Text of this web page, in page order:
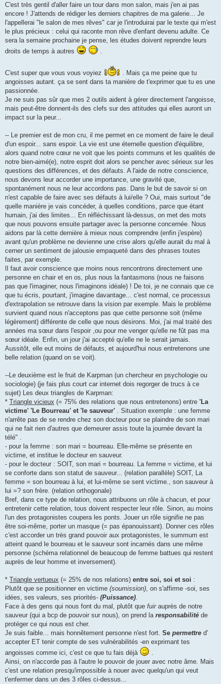
s
a
g
C'est très gentil d'aller faire un tour dans mon salon, mais j'en ai pas
encore ! J'attends de rédiger les derniers chapitres de ma galerie... Je
l'appellerai "le salon de mes rêves" car je l'introduirai par le texte qui m'est
le plus précieux : celui qui raconte mon rêve d'enfant devenu adulte. Ce
sera la semaine prochaine je pense, les études doivent reprendre leurs
droits de temps à autres
.
C'est super que vous vous voyiez
. Mais ça me peine que tu
angoisses autant. ça se sent dans ta manière de t'exprimer que tu es une
passionnée.
Je ne suis pas sûr que mes 2 outils aident à gérer directement l'angoisse,
mais peut-être donnent-ils des clefs sur des attitudes qui elles auront un
impact sur la peur...
-- Le premier est de mon cru, il me permet en ce moment de faire le deuil
d'un espoir... sans espoir. La vie est une éternelle question d'équilibre,
alors quand notre cœur ne voit que les points communs et les qualités de
notre bien-aimé(e), notre esprit doit alors se pencher avec sérieux sur les
questions des différences, et des défauts. A l'aide de notre conscience,
nous devons leur accorder une importance, une gravité que,
spontanément nous ne leur accordons pas. Dans le but de savoir si on
n'est capable de faire avec ses défauts à lui/elle ? Oui, mais surtout "de
quelle manière je vais concéder, à quelles conditions, parce que étant
humain, j'ai des limites... En réfléchissant là-dessus, on met des mots
que nous pouvons ensuite partager avec la personne concernée. Nous
aidons par là cette dernière à mieux nous comprendre (enfin j'espère)
avant qu'un problème ne devienne une crise alors qu'elle aurait du mal à
cerner un sentiment de jalousie empaqueté dans des phrases toutes
faites, par exemple.
Il faut avoir conscience que moins nous rencontrons directement une
personne en chair et en os, plus nous la fantasmons (nous ne faisons
pas que l'imaginer, nous l'imaginons idéale) ! De toi, je ne connais que ce
que tu écris, pourtant, j'imagine davantage... c'est normal, ce processus
d'extrapolation se retrouve dans la vision par exemple. Mais le problème
survient quand nous n'acceptons pas que cette personne soit (même
légèrement) différente de celle que nous désirons. Moi, j'ai mal traité des
années ma sœur dans l'espoir ,ou pour me venger qu'elle ne fût pas ma
sœur idéale. Enfin, un jour j'ai accepté qu'elle ne le serait jamais.
Aussitôt, elle eut moins de défauts, et aujourd'hui nous entretenons une
belle relation (quand on se voit).
--Le deuxième est le fruit de Karpman (un chercheur en psychologie ou
sociologie) (je fais plus court car internet dois regorger de trucs à ce
sujet) Les deux triangles de Karpman:
* Triangle vicieux (= 75% des relations que nous entretenons) entre 'La
victime' 'Le Bourreau' et 'le sauveur' . Situation exemple : une femme
n'arrête pas de se rendre chez son docteur pour se plaindre de son mari
qui ne fait rien d'autres que demeurer assis toute la journée devant la
télé" .
- pour la femme : son mari = bourreau. Elle-même se présente en
victime, et institue le docteur en sauveur.
- pour le docteur : SOIT, son mari = bourreau. La femme = victime, et lui
se conforte dans son statut de sauveur... (relation parallèle) SOIT, La
femme = son bourreau à lui, et lui-même se sent victime., son sauveur à
lui =? son frère. (relation orthogonale)
Bref, dans ce type de relation, nous attribuons un rôle à chacun, et pour
entretenir cette relation, tous doivent respecter leur rôle. Sinon, au moins
l'un des protagonistes coupera les ponts. Jouer un rôle signifie ne pas
être soi-même, porter un masque (= pas épanouissant). Donner ces rôles
c'est accorder un très grand pouvoir aux protagonistes, le summum est
atteint quand le bourreau et le sauveur sont incarnés dans une même
personne (schéma relationnel de beaucoup de femme battues qui restent
auprès de leur homme et inversement).
* Triangle vertueux (= 25% de nos relations) entre soi, soi et soi :
Plutôt que se positionner en victime (soumission), on s'affirme -soi, ses
idées, ses valeurs, ses priorités- (Puissance).
Face à des gens qui nous font du mal, plutôt que fuirauprès de notre
sauveur (qui a bcp de pouvoir sur nous), on prend la responsabilité de
protéger ce qui nous est cher.
Je suis faible... mais honnêtement personne n'est fort. Se permettre d'
accepter ET tenir compte de ses vulnérabilités -en exprimant tes
angoisses comme ici, c'est ce que tu fais déjà
.
Ainsi, on n'accorde pas à l'autre le pouvoir de jouer avec notre âme. Mais
c'est une relation presqu'impossible à nouer avec quelqu'un qui veut
t'enfermer dans un des 3 rôles ci-dessus...